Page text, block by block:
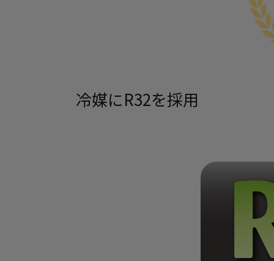
冷媒にR32を採用